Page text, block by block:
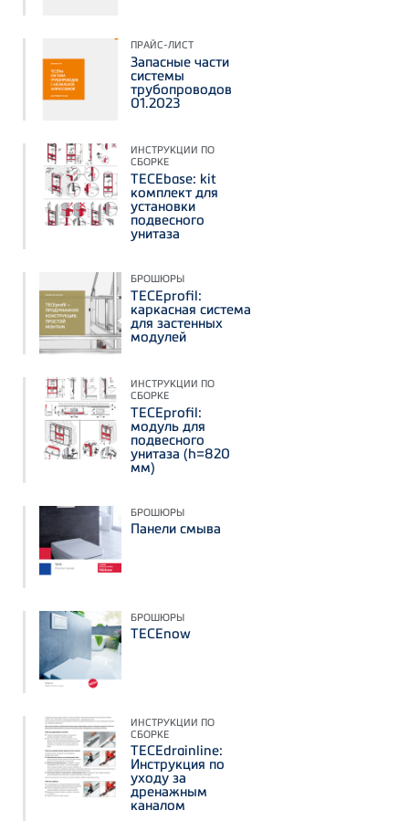
ПРАЙС-ЛИСТ
Запасные части
системы
трубопроводов
01.2023
ИНСТРУКЦИИ ПО
СБОРКЕ
TECEbase: kit
комплект для
установки
подвесного
унитаза
БРОШЮРЫ
TECEprofil:
каркасная система
для застенных
модулей
ИНСТРУКЦИИ ПО
СБОРКЕ
TECEprofil:
модуль для
подвесного
унитаза (h=820
мм)
БРОШЮРЫ
Панели смыва
БРОШЮРЫ
TECEnow
ИНСТРУКЦИИ ПО
СБОРКЕ
TECEdrainline:
Инструкция по
уходу за
дренажным
каналом